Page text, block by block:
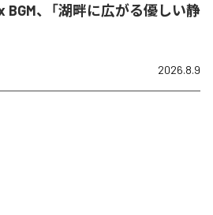
、「湖畔に広がる優しい静
2026.8.9